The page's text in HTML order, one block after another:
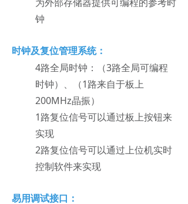
钟
时钟及复位管理系统：
4路全局时钟：（3路全局可编程
时钟）、（1路来自于板上
200MHz晶振）
1路复位信号可以通过板上按钮来
实现
2路复位信号可以通过上位机实时
控制软件来实现
易用调试接口：